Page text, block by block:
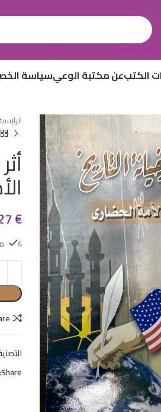
أختر تصنيف
الكتبعن مكتبة الوعيسياسة
€
4 متوفر في المخزون
Share: